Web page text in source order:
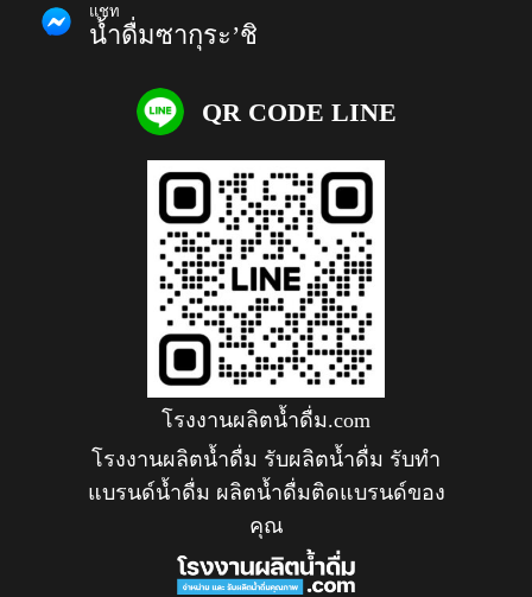
แชท
น้ำดื่มซากุระ’ชิ
QR CODE LINE
โรงงานผลิตน้ำดื่ม.com
โรงงานผลิตน้ำดื่ม รับผลิตน้ำดื่ม รับทำ
แบรนด์น้ำดื่ม ผลิตน้ำดื่มติดแบรนด์ของ
คุณ